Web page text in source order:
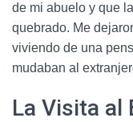
de mi abuelo y que
quebrado. Me
viviendo de una
mudaban al
La Visita al